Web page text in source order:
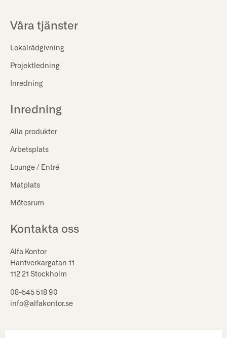
Våra tjänster
Lokalrådgivning
Projektledning
Inredning
Inredning
Alla produkter
Arbetsplats
Lounge / Entré
Matplats
Mötesrum
Kontakta oss
Alfa Kontor
Hantverkargatan 11
112 21 Stockholm
08-545 518 90
info@alfakontor.se